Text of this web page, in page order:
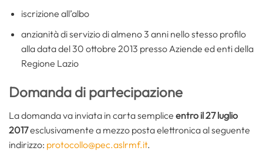
iscrizione all’albo
anzianità di servizio di almeno 3 anni nello stesso profilo
alla data del 30 ottobre 2013 presso Aziende ed enti della
Regione Lazio
Domanda di partecipazione
La domanda va inviata in carta semplice entro il 27 luglio
2017esclusivamente a mezzo posta elettronica al seguente
indirizzo: protocollo@pec.aslrmf.it.